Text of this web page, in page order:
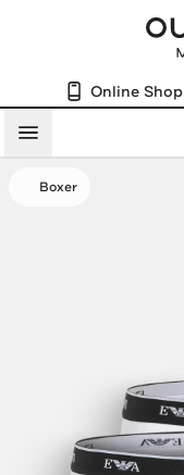
Online Shop
Menü
Boxer